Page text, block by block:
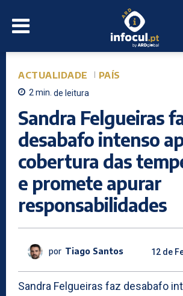
ACTUALIDADE PAÍS
2min. de leitura
Sandra Felgueiras
desabafo intenso
cobertura das
e promete apurar
responsabilidades
por Tiago Santos 12 de
Sandra Felgueiras faz desabafo